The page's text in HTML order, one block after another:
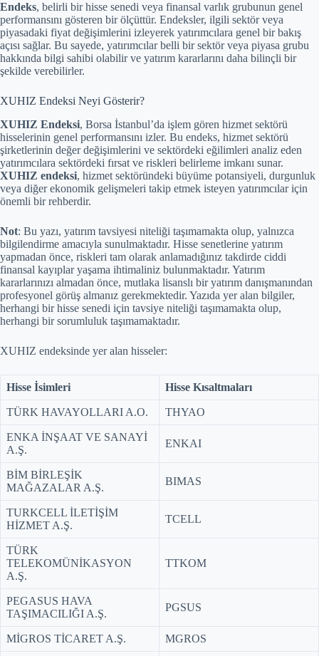
Endeks, belirli bir hisse senedi veya finansal varlık grubunun genel
performansını gösteren bir ölçüttür. Endeksler, ilgili sektör veya
piyasadaki fiyat değişimlerini izleyerek yatırımcılara genel bir bakış
açısı sağlar. Bu sayede, yatırımcılar belli bir sektör veya piyasa grubu
hakkında bilgi sahibi olabilir ve yatırım kararlarını daha bilinçli bir
şekilde verebilirler.
XUHIZ Endeksi Neyi Gösterir?
XUHIZ Endeksi, Borsa İstanbul’da işlem gören hizmet sektörü
hisselerinin genel performansını izler. Bu endeks, hizmet sektörü
şirketlerinin değer değişimlerini ve sektördeki eğilimleri analiz eden
yatırımcılara sektördeki fırsat ve riskleri belirleme imkanı sunar.
XUHIZ endeksi, hizmet sektöründeki büyüme potansiyeli, durgunluk
veya diğer ekonomik gelişmeleri takip etmek isteyen yatırımcılar için
önemli bir rehberdir.
Not: Bu yazı, yatırım tavsiyesi niteliği taşımamakta olup, yalnızca
bilgilendirme amacıyla sunulmaktadır. Hisse senetlerine yatırım
yapmadan önce, riskleri tam olarak anlamadığınız takdirde ciddi
finansal kayıplar yaşama ihtimaliniz bulunmaktadır. Yatırım
kararlarınızı almadan önce, mutlaka lisanslı bir yatırım danışmanından
profesyonel görüş almanız gerekmektedir. Yazıda yer alan bilgiler,
herhangi bir hisse senedi için tavsiye niteliği taşımamakta olup,
herhangi bir sorumluluk taşımamaktadır.
XUHIZ endeksinde yer alan hisseler:
Hisse İsimleri Hisse Kısaltmaları
TÜRK HAVAYOLLARI A.O. THYAO
ENKA İNŞAAT VE SANAYİ
A.Ş.
ENKAI
BİM BİRLEŞİK
MAĞAZALAR A.Ş.
BIMAS
TURKCELL İLETİŞİM
HİZMET A.Ş.
TCELL
TÜRK
TELEKOMÜNİKASYON
A.Ş.
TTKOM
PEGASUS HAVA
TAŞIMACILIĞI A.Ş.
PGSUS
MİGROS TİCARET A.Ş. MGROS